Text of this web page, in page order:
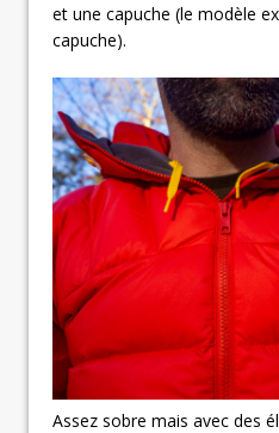
et une capuche (le modèle
capuche).
Assez sobre mais avec des